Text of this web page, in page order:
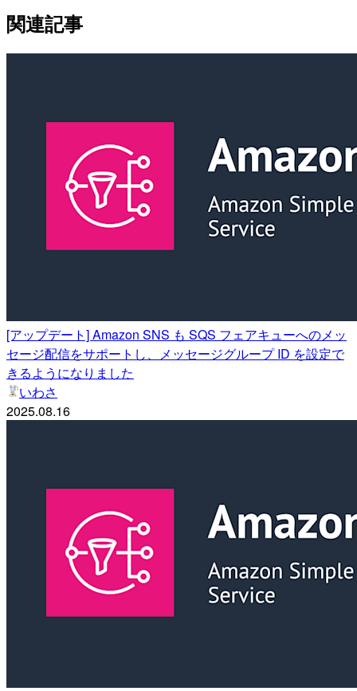
関連記事
[アップデート] Amazon SNS も SQS フェアキューへのメッ
セージ配信をサポートし、メッセージグループ ID を設定で
きるようになりました
いわさ
2025.08.16